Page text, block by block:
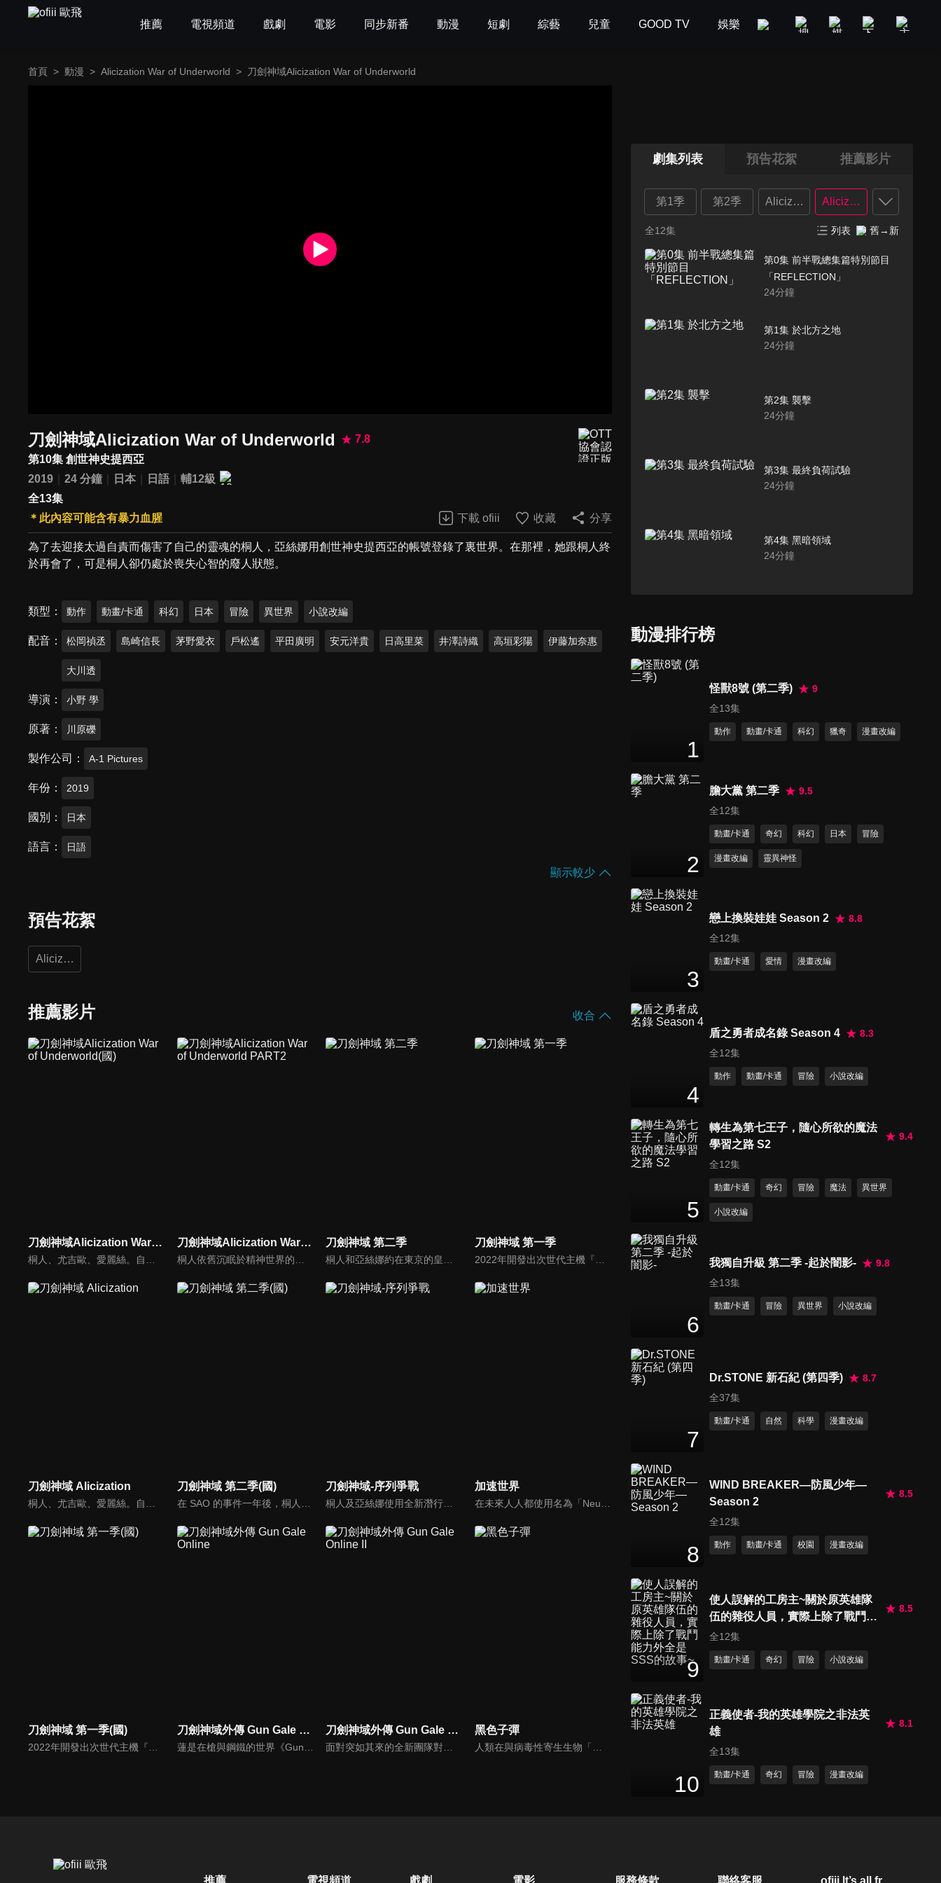
推薦 電視頻道 戲劇 電影 同步新番 動漫 短劇 綜藝 兒童 GOOD TV 娛樂 美食旅遊 新聞政論
首頁 > 動漫 > Alicization War of Underworld > 刀劍神域Alicization War of Underworld
刀劍神域Alicization War of Underworld
7.8
第10集 創世神史提西亞
2019
24 分鐘 日本 日語
輔12級
全13集
＊此內容可能含有暴力血腥
下載 ofiii 收藏 分享
為了去迎接太過自責而傷害了自己的靈魂的桐人，亞絲娜用創世神史提西亞的帳號登錄了裏世界。在那裡，她跟桐人終
於再會了，可是桐人卻仍處於喪失心智的廢人狀態。
類型 動作 動畫/卡通 科幻 日本 冒險 異世界 小說改編
配音 松岡禎丞 島崎信長 茅野愛衣 戶松遙 平田廣明 安元洋貴 日高里菜 井澤詩織 高垣彩陽 伊藤加奈惠
大川透
導演 小野 學
原著 川原礫
製作公司 A-1 Pictures
年份 2019
國別 日本
語言 日語
顯示較少
預告花絮
Alicization
推薦影片 收合
刀劍神域Alicization War of Underworld(國) 刀劍神域Alicization War of Underworld PART2 刀劍神域 第二季 刀劍神域 第一季
刀劍神域 Alicization 刀劍神域 第二季(國) 刀劍神域-序列爭戰 加速世界
刀劍神域 第一季(國)
2022年開發出次世代主機『NERvGear』，人類終於將虛擬實境完全實現。而虛擬遊戲『Sword Art Online(SAO)』受到世界矚目。當遊戲正式開放後，SAO的開發者茅場晶彥卻向所有玩家宣布：「這款遊戲在破關前無法登出，玩家於遊戲內死亡也等同於現實肉體的死亡。」
刀劍神域外傳 Gun Gale Online
蓮是在槍與鋼鐵的世界《Gun Gale Online》一個人盡情遊玩的女性玩家，她最喜歡可愛的東西，全身的裝備也統一都是粉紅色。因為遇到某件事讓蓮發現PK的樂趣，被別人稱為「粉紅色的惡魔」。如此的蓮，遇到了漂亮又神祕的玩家Pitohui，她在Pitohui的建議下，參加了組隊混戰的活動「特攻強襲」。
刀劍神域外傳 Gun Gale Online II
面對突如其來的全新團隊對抗死亡對決大賽，蓮、Ｍ、不可次郎、Pitohui所組成的最強團隊《LPFM》也將參戰。等待著熱門奪冠候補的他們的是……「隨著時間逐漸淹沒的領域」、「潛藏在MAP中央的【UNKNOWN】區域」、以及「無名團隊的結盟」等嚴苛條件。另外，所有玩家也即將迎來令人震驚的特別規則——。
黑色子彈
人類在與病毒性寄生生物「原腸動物」的戰爭中落敗，被迫退到荒廢的國土一角苟延殘喘。在時間的流逝下，人類中出現了能控制原腸動物病毒被稱呼「受詛之子」的最後希望，而負責專抗原腸動物的民警里見蓮太郎與「受詛之子」藍原延珠搭檔。某天接獲了政府的特別命令，內容則是避免東京毀滅的高度機密任務…
劇集列表 預告花絮 推薦影片
第1季 第2季 Alicization Alicization War of
全12集 列表 舊→新
第0集 前半戰總集篇特別節目
「REFLECTION」
24分鐘
第1集 於北方之地
24分鐘
第2集 襲擊
24分鐘
第3集 最終負荷試驗
24分鐘
第4集 黑暗領域
24分鐘
第6集 騎士們的戰鬥
24分鐘
24分鐘
第10集 創世神史提西亞
第11集 無情的抉擇
動漫排行榜
1
怪獸8號 (第二季)
9
全13集
動作 動畫/卡通 科幻 獵奇 漫畫改編
2
膽大黨 第二季
9.5
全12集
動畫/卡通 奇幻 科幻 日本 冒險
漫畫改編 靈異神怪
3
戀上換裝娃娃 Season 2
8.8
全12集
動畫/卡通 愛情 漫畫改編
4
盾之勇者成名錄 Season 4
8.3
全12集
動作 動畫/卡通 冒險 小說改編
5
轉生為第七王子，隨心所欲的魔法
學習之路 S2
9.4
全12集
動畫/卡通 奇幻 冒險 魔法 異世界
小說改編
6
我獨自升級 第二季 -起於闇影-
9.8
全13集
動畫/卡通 冒險 異世界 小說改編
7
Dr.STONE 新石紀 (第四季)
8.7
全37集
動畫/卡通 自然 科學 漫畫改編
8
WIND BREAKER—防風少年—
Season 2
8.5
全12集
動作 動畫/卡通 校園 漫畫改編
9
使人誤解的工房主~關於原英雄隊
伍的雜役人員，實際上除了戰鬥能
力外全是SSS的故事~
8.5
全12集
動畫/卡通 奇幻 冒險 小說改編
10
正義使者-我的英雄學院之非法英
雄
8.1
全13集
動畫/卡通 奇幻 冒險 漫畫改編
推薦 電視頻道 戲劇 電影 服務條款 聯絡客服